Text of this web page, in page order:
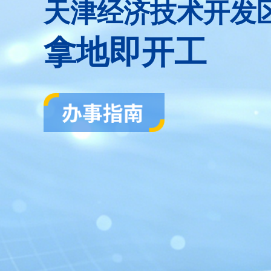
天津经济技术开发
拿地即开工